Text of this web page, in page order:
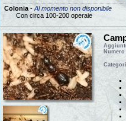
Colonia- Al momento non disponibile
Con circa 100-200 operaie